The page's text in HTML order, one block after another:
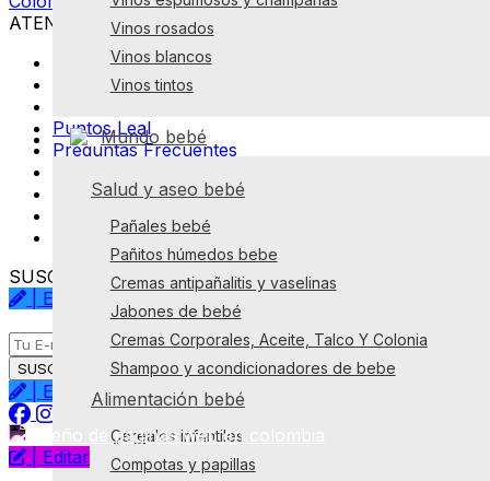
Vinos rosados
Vinos blancos
Vinos tintos
Mundo bebé
Salud y aseo bebé
Pañales bebé
Pañitos húmedos bebe
Cremas antipañalitis y vaselinas
Jabones de bebé
Cremas Corporales, Aceite, Talco Y Colonia
Shampoo y acondicionadores de bebe
Alimentación bebé
Cereales infantiles
Compotas y papillas
ATENCIÓN AL CLIENTE
Tu Cuenta
Superintendencia de industria y comercio -SIC
Puntos Leal
Preguntas Frecuentes
Términos y condiciones III
Términos y condiciones III
Política de Privacidad
SUSCRÍBETE A NUESTRO BOLETÍN
| Editar
SUSCRÍBETE
| Editar
| Editar